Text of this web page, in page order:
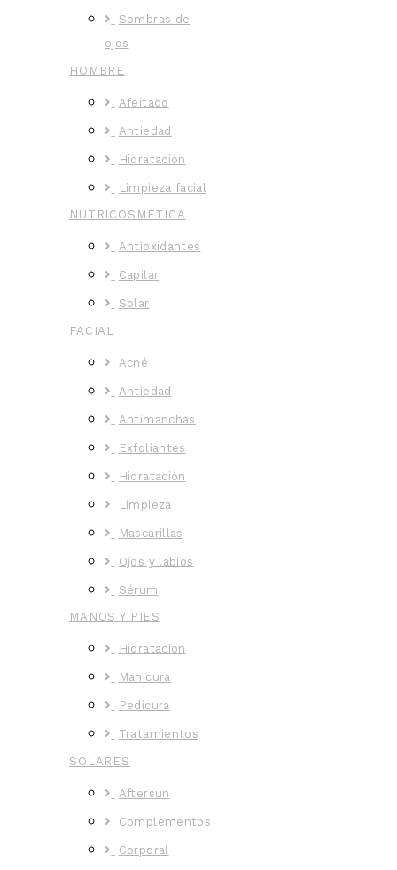
Sombras de
ojos
HOMBRE
Afeitado
Antiedad
Hidratación
Limpieza facial
NUTRICOSMÉTICA
Antioxidantes
Capilar
Solar
FACIAL
Acné
Antiedad
Antimanchas
Exfoliantes
Hidratación
Limpieza
Mascarillas
Ojos y labios
Sérum
MANOS Y PIES
Hidratación
Manicura
Pedicura
Tratamientos
SOLARES
Aftersun
Complementos
Corporal